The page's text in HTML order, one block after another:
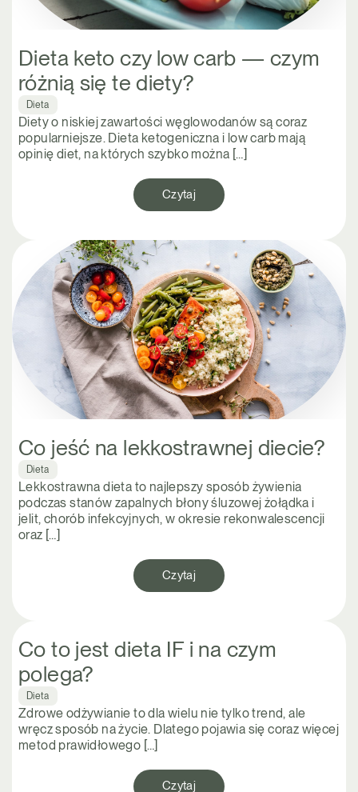
Dieta keto czy low carb — czym
różnią się te diety?
Dieta
Diety o niskiej zawartości węglowodanów są coraz
popularniejsze. Dieta ketogeniczna i low carb mają
opinię diet, na których szybko można […]
Czytaj
Co jeść na lekkostrawnej diecie?
Dieta
Lekkostrawna dieta to najlepszy sposób żywienia
podczas stanów zapalnych błony śluzowej żołądka i
jelit, chorób infekcyjnych, w okresie rekonwalescencji
oraz […]
Czytaj
Co to jest dieta IF i na czym
polega?
Dieta
Zdrowe odżywianie to dla wielu nie tylko trend, ale
wręcz sposób na życie. Dlatego pojawia się coraz więcej
metod prawidłowego […]
Czytaj